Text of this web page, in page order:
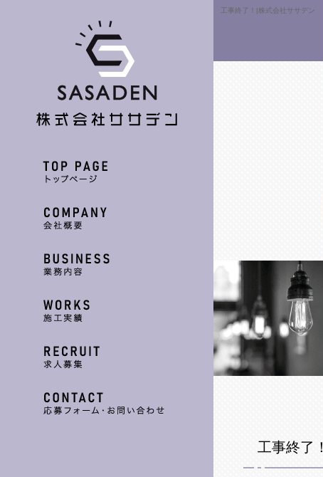
工事終了！|株式会社ササデン
工事終了！